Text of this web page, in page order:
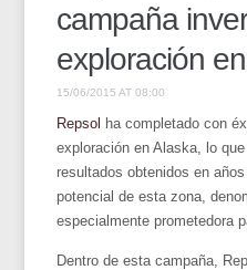
campaña
exploración
15/06/2015 AT 08:00
Repsol ha completado con
exploración en Alaska, lo
resultados obtenidos en
potencial de esta zona,
especialmente prometedora
Dentro de esta campaña,